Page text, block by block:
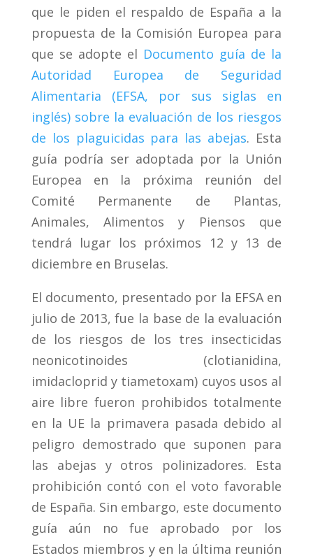
que le piden el respaldo de España a la
propuesta de la Comisión Europea para
que se adopte el Documento guía de la
Autoridad Europea de Seguridad
Alimentaria (EFSA, por sus siglas en
inglés) sobre la evaluación de los riesgos
de los plaguicidas para las abejas. Esta
guía podría ser adoptada por la Unión
Europea en la próxima reunión del
Comité Permanente de Plantas,
Animales, Alimentos y Piensos que
tendrá lugar los próximos 12 y 13 de
diciembre en Bruselas.
El documento, presentado por la EFSA en
julio de 2013, fue la base de la evaluación
de los riesgos de los tres insecticidas
neonicotinoides (clotianidina,
imidacloprid y tiametoxam) cuyos usos al
aire libre fueron prohibidos totalmente
en la UE la primavera pasada debido al
peligro demostrado que suponen para
las abejas y otros polinizadores. Esta
prohibición contó con el voto favorable
de España. Sin embargo, este documento
guía aún no fue aprobado por los
Estados miembros y en la última reunión